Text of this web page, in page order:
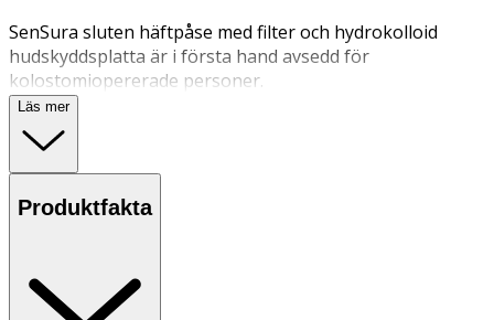
SenSura sluten häftpåse med filter och hydrokolloid
hudskyddsplatta är i första hand avsedd för
kolostomiopererade personer.
Läs mer
Produktfakta